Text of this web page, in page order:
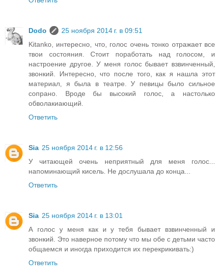
Dodo
25 ноября 2014 г. в 09:51
Kitanko, интересно, что, голос очень тонко отражает все
твои состояния. Стоит поработать над голосом, и
настроение другое. У меня голос бывает взвинченный,
звонкий. Интересно, что после того, как я нашла этот
материал, я была в театре. У певицы было сильное
сопрано. Вроде бы высокий голос, а настолько
обволакиающий.
Ответить
Sia 25 ноября 2014 г. в 12:56
У читающей очень неприятный для меня голос...
напоминающий кисель. Не дослушала до конца...
Ответить
Sia 25 ноября 2014 г. в 13:01
А голос у меня как и у тебя бывает взвинченный и
звонкий. Это наверное потому что мы обе с детьми часто
общаемся и иногда приходится их перекрикивать:)
Ответить